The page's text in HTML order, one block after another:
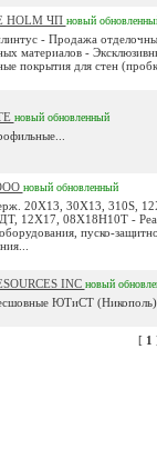
HOLM ЧП новый
- Продажа
материалов -
покрытия для стен
новый обновленный
новый обновленный
20Х13, 30Х13, 310S,
12Х17, 08Х18Н10Т -
пуско-
ІNC новый
ЮТиСТ
[ 1